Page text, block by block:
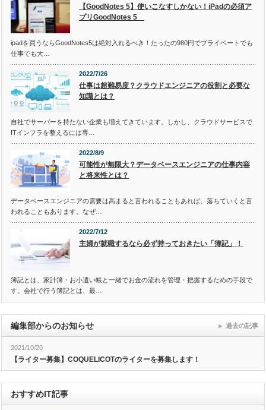
【GoodNotes 5】使いこなすしかない！iPadの必須ア
プリGoodNotes 5
ipadを買うならGoodNotes5は絶対入れるべき！たったの980円でプライベートでも
仕事でも大…
2022/7/26
仕事は超難易度？クラウドエンジニアの役割と必要な
知識とは？
自社でサーバーを持たない企業も増えてきています。しかし、クラウドサービスで
ITインフラを整えるには専…
2022/8/9
可能性が無限大？データベースエンジニアの仕事内容
と将来性とは？
データベースエンジニアの需要は高まると言われることもあれば、落ちていくと言
われることもあります。なぜ…
2022/7/12
主婦が就職するなら必ず持っておきたい「簿記」！
簿記とは、家計簿・お小遣い帳と一緒でお金の流れを管理・把握するための手段で
す。会社で行う簿記とは、最…
編集部からのお知らせ
2021/10/20
【ライター募集】COQUELICOTのライターを募集します！
過去の記事
おすすめIT記事